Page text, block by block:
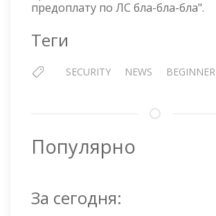
предоплату по ЛС бла-бла-бла".
Теги
SECURITY NEWS BEGINNER
Популярно
За сегодня: